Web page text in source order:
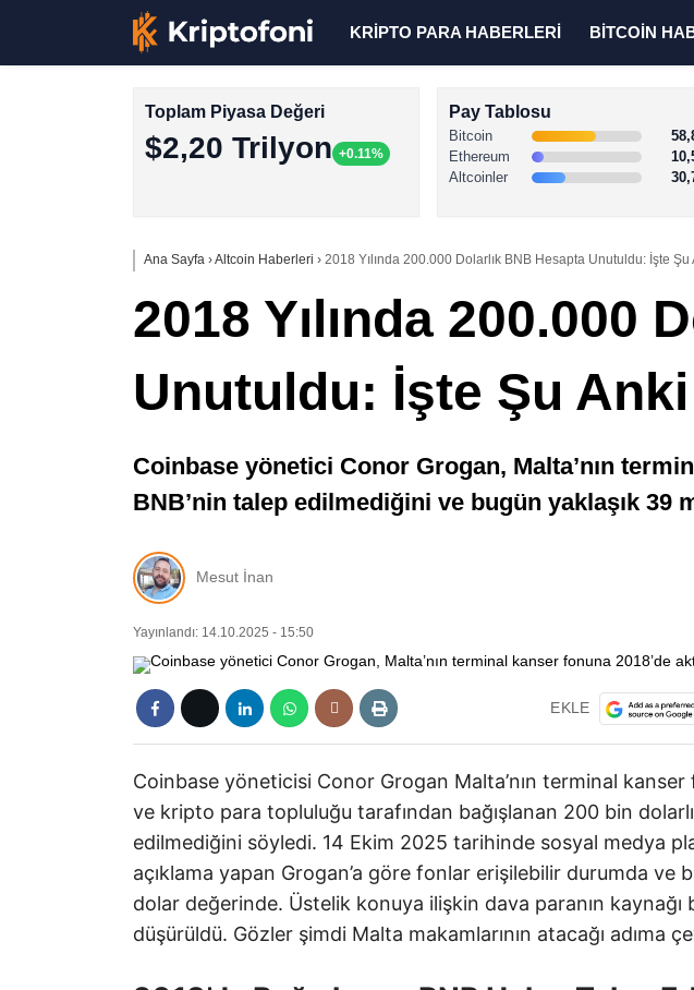
KRİPTO PARA HABERLERİ BİTCOİN
Toplam Piyasa Değeri
$2,20 Trilyon +0.11%
Pay Tablosu
Bitcoin
Ethereum
Altcoinler
Ana Sayfa ›Altcoin Haberleri › 2018 Yılında 200.000 Dolarlık BNB Hesapta Unutuldu: İşte Şu
2018 Yılında 200.000
Unutuldu: İşte Şu
Coinbase yönetici Conor Grogan, Malta’nın
BNB’nin talep edilmediğini ve bugün yaklaşık 39
Mesut İnan
Yayınlandı: 14.10.2025 - 15:50
EKLE
Coinbase yöneticisi Conor Grogan Malta’nın terminal kanser
ve kripto para topluluğu tarafından bağışlanan 200 bin
edilmediğini söyledi. 14 Ekim 2025 tarihinde sosyal medya
açıklama yapan Grogan’a göre fonlar erişilebilir durumda ve
dolar değerinde. Üstelik konuya ilişkin dava paranın kaynağı
düşürüldü. Gözler şimdi Malta makamlarının atacağı adıma